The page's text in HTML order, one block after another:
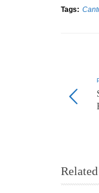
Tags: